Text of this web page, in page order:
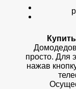
просто. Для
нажав